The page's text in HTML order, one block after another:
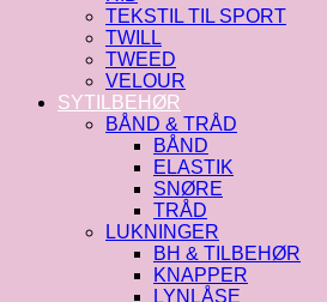
TEKSTIL TIL SPORT
TWILL
TWEED
VELOUR
SYTILBEHØR
BÅND & TRÅD
BÅND
ELASTIK
SNØRE
TRÅD
LUKNINGER
BH & TILBEHØR
KNAPPER
LYNLÅSE